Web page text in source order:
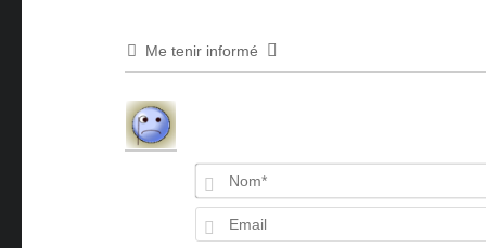
Me tenir informé